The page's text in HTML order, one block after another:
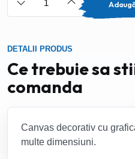
DETALII PRODUS
Ce trebuie sa
comanda
Canvas decorativ cu
multe dimensiuni.